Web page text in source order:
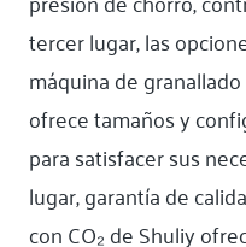
tercer lugar, las
máquina de
ofrece tamaños y
para satisfacer sus
lugar, garantía de
con CO₂ de Shuliy